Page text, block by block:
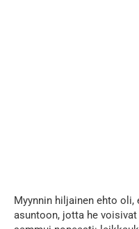
Myynnin hiljainen ehto
asuntoon, jotta he